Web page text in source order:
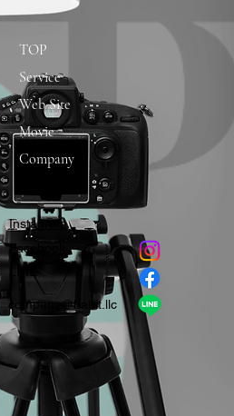
TOP
Service
Web Site
Movie
Company
Instagram
​Facebook
company＠habit.llc